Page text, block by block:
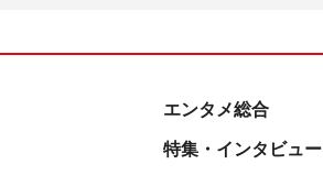
エンタメ総合
特集・インタビュー